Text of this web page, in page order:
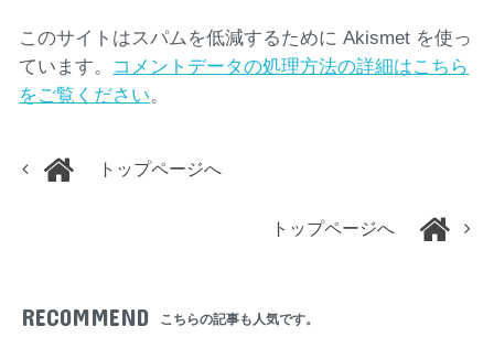
このサイトはスパムを低減するために Akismet を使っ
ています。 コメントデータの処理方法の詳細はこちら
をご覧ください。
トップページへ
トップページへ
RECOMMEND こちらの記事も人気です。